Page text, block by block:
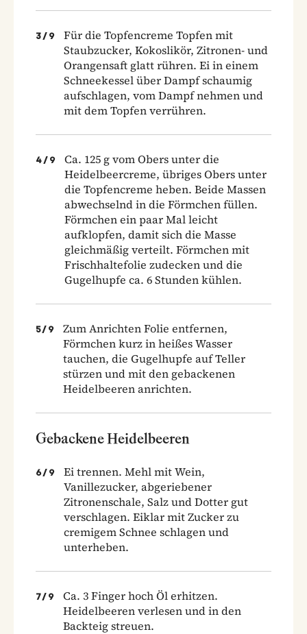
3 / 9
Für die Topfencreme Topfen mit
Staubzucker, Kokoslikör, Zitronen- und
Orangensaft glatt rühren. Ei in einem
Schneekessel über Dampf schaumig
aufschlagen, vom Dampf nehmen und
mit dem Topfen verrühren.
4 / 9
Ca. 125 g vom Obers unter die
Heidelbeercreme, übriges Obers unter
die Topfencreme heben. Beide Massen
abwechselnd in die Förmchen füllen.
Förmchen ein paar Mal leicht
aufklopfen, damit sich die Masse
gleichmäßig verteilt. Förmchen mit
Frischhaltefolie zudecken und die
Gugelhupfe ca. 6 Stunden kühlen.
5/ 9
Zum Anrichten Folie entfernen,
Förmchen kurz in heißes Wasser
tauchen, die Gugelhupfe auf Teller
stürzen und mit den gebackenen
Heidelbeeren anrichten.
Gebackene Heidelbeeren
6/ 9
Ei trennen. Mehl mit Wein,
Vanillezucker, abgeriebener
Zitronenschale, Salz und Dotter gut
verschlagen. Eiklar mit Zucker zu
cremigem Schnee schlagen und
unterheben.
7/ 9
Ca. 3 Finger hoch Öl erhitzen.
Heidelbeeren verlesen und in den
Backteig streuen.